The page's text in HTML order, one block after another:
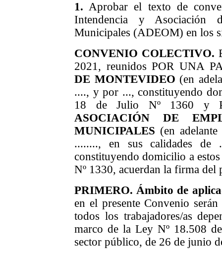
1. Aprobar el texto de
Intendencia y Asociación
Municipales (ADEOM) en los
CONVENIO COLECTIVO.
2021, reunidos POR UNA
DE MONTEVIDEO (en
...., y por ..., constituyendo
18 de Julio Nº 1360 y
ASOCIACIÓN DE
MUNICIPALES (en
........, en sus calidades de
constituyendo domicilio a
Nº 1330, acuerdan la firma del
PRIMERO. Ámbito de
en el presente Convenio
todos los trabajadores/as
marco de la Ley Nº 18.508
sector público, de 26 de junio